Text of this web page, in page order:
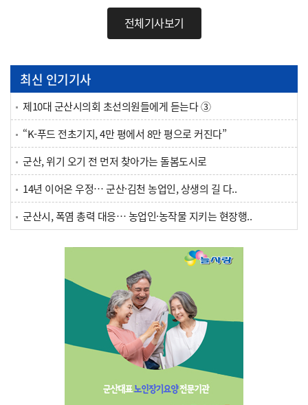
전체기사보기
최신 인기기사
제10대 군산시의회 초선의원들에게 듣는다 ③
“K-푸드 전초기지, 4만 평에서 8만 평으로 커진다”
군산, 위기 오기 전 먼저 찾아가는 돌봄도시로
14년 이어온 우정… 군산·김천 농업인, 상생의 길 다..
군산시, 폭염 총력 대응… 농업인·농작물 지키는 현장행..